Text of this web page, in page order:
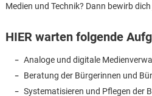
Medien und Technik? Dann bewirb
HIER warten folgende
Analoge und digitale
Beratung der Bürgerinnen und
Systematisieren und Pflegen der
Karte